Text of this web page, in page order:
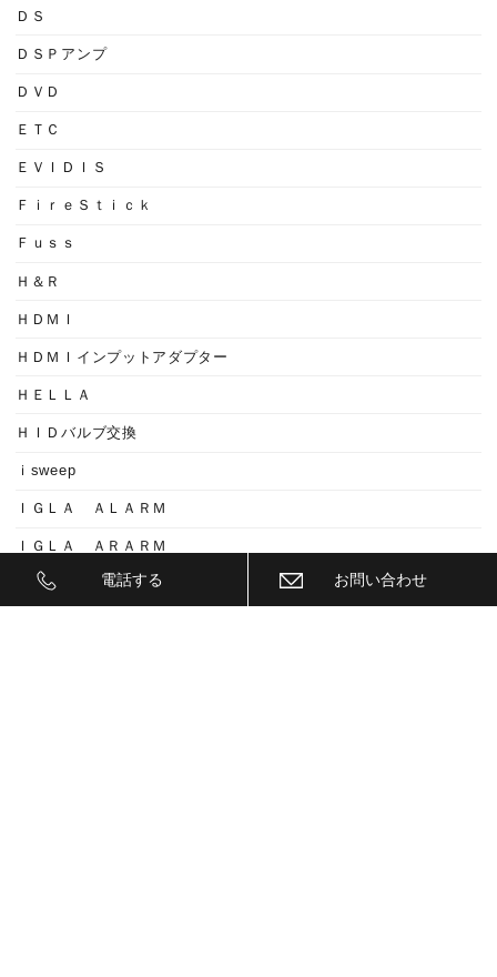
ＤＳ
ＤＳＰアンプ
ＤＶＤ
ＥＴＣ
ＥＶＩＤＩＳ
ＦｉｒｅＳｔｉｃｋ
Ｆｕｓｓ
Ｈ＆Ｒ
ＨＤＭＩ
ＨＤＭＩインプットアダプター
ＨＥＬＬＡ
ＨＩＤバルブ交換
ｉsweep
ＩＧＬＡ ＡＬＡＲＭ
ＩＧＬＡ ＡＲＡＲＭ
ＩＧＬＡ２+ 電話する お問い合わせ